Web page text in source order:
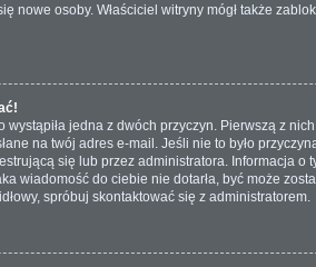
nowe osoby. Właściciel witryny mógł także
jedna z dwóch przyczyn. Pierwszą z
na twój adres e-mail. Jeśli nie to było
się lub przez administratora. Informacja o
wiadomość do ciebie nie dotarła, być może
spróbuj skontaktować się z administratorem.